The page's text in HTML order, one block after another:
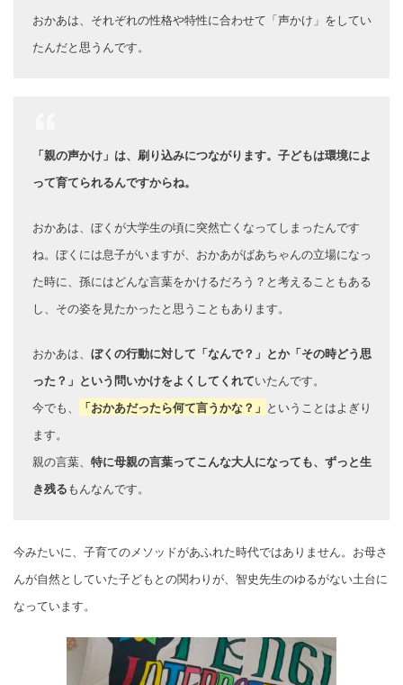
おかあは、それぞれの性格や特性に合わせて「声かけ」をしてい
たんだと思うんです。
「親の声かけ」は、刷り込みにつながります。子どもは環境によ
って育てられるんですからね。
おかあは、ぼくが大学生の頃に突然亡くなってしまったんです
ね。ぼくには息子がいますが、おかあがばあちゃんの立場になっ
た時に、孫にはどんな言葉をかけるだろう？と考えることもある
し、その姿を見たかったと思うこともあります。
おかあは、 ぼくの行動に対して「なんで？」とか「その時どう思
った？」という問いかけをよくしてくれていたんです。
今でも、
「おかあだったら何て言うかな？」 ということはよぎり
ます。
親の言葉、 特に母親の言葉ってこんな大人になっても、ずっと生
き残るもんなんです。
今みたいに、子育てのメソッドがあふれた時代ではありません。お母さ
んが自然としていた子どもとの関わりが、智史先生のゆるがない土台に
なっています。